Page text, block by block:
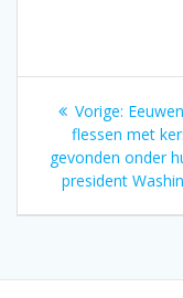
Bericht
Vorige: Vorig
bericht:
flessen met
gevonden onder
president